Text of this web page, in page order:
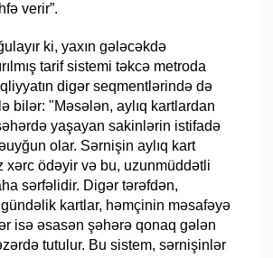
verir”.
ki, yaxın gələcəkdə
tarif sistemi təkcə metroda
digər seqmentlərində də
bilər: "Məsələn, aylıq kartlardan
yaşayan sakinlərin istifadə
olar. Sərnişin aylıq kart
xərc ödəyir və bu, uzunmüddətli
sərfəlidir. Digər tərəfdən,
kartlar, həmçinin məsafəyə
isə əsasən şəhərə qonaq gələn
tutulur. Bu sistem, sərnişinlər